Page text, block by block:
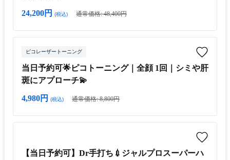
24,200円 (税込) 通常価格: 48,400円
ピコレーザートーニング
当日予約可🌟ピコトーニング｜全顔 1回｜シミや肝
斑にアプローチ💫
4,980円 (税込) 通常価格: 8,800円
【当日予約可】Dr手打ち💉ジャルプロスーパーハ